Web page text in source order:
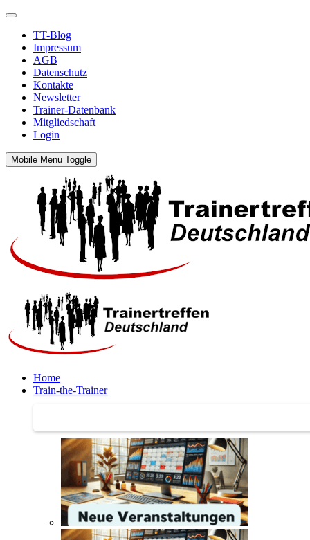
TT-Blog
Impressum
AGB
Datenschutz
Kontakte
Newsletter
Trainer-Datenbank
Mitgliedschaft
Login
Mobile Menu Toggle
Home
Train-the-Trainer